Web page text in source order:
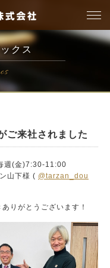
クス
ご来社されました
週(金)7:30-11:00
山下様 ( @tarzan_dou
りがとうございます！